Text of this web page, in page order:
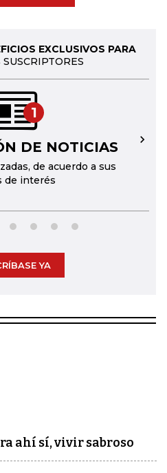
EXCLUSIVOS PARA
1
DE NOTICIAS
de acuerdo a sus
de interés
→
YA
ahí sí, vivir sabroso